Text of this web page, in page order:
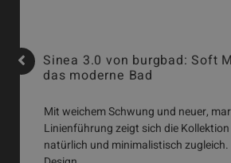
Sinea 3.0 von burgbad: Soft
das moderne Bad
Mit weichem Schwung und neuer,
Linienführung zeigt sich die
natürlich und minimalistisch zugleich.